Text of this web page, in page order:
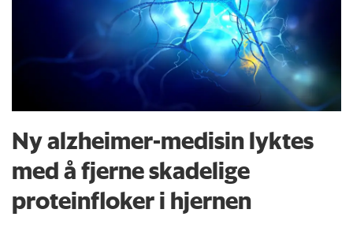
Ny alzheimer-medisin lyktes
med å fjerne skadelige
proteinfloker i hjernen